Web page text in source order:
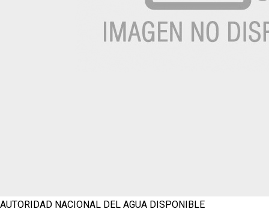
AUTORIDAD NACIONAL DEL AGUA DISPONIBLE